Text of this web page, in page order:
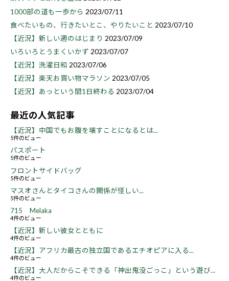
1000部の道も一歩から 2023/07/11
食べたいもの、行きたいとこ、やりたいこと 2023/07/10
【近況】新しい週のはじまり 2023/07/09
いろいろとうまくいかず 2023/07/07
【近況】洗濯日和 2023/07/06
【近況】楽天お買い物マラソン 2023/07/05
【近況】あっという間1日終わる 2023/07/04
最近の人気記事
【近況】中国でもお腹を壊すことになるとは...
5件のビュー
パスポート
5件のビュー
フロントサイドバッグ
5件のビュー
マスオさんとタイコさんの関係が怪しい...
5件のビュー
715 Melaka
4件のビュー
【近況】新しい彼女とともに
4件のビュー
【近況】アフリカ最古の独立国であるエチオピアに入る...
4件のビュー
【近況】大人だからこそできる「神出鬼没ごっこ」という遊び...
4件のビュー